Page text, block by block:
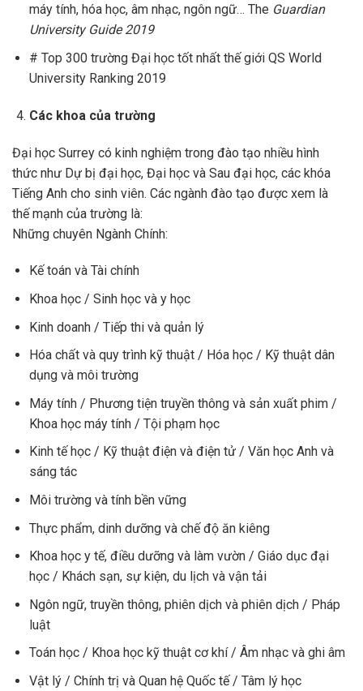
máy tính, hóa học, âm nhạc, ngôn ngữ… The Guardian
University Guide 2019
# Top 300 trường Đại học tốt nhất thế giới QS World
University Ranking 2019
Các khoa của trường
Đại học Surrey có kinh nghiệm trong đào tạo nhiều hình
thức như Dự bị đại học, Đại học và Sau đại học, các khóa
Tiếng Anh cho sinh viên. Các ngành đào tạo được xem là
thế mạnh của trường là:
Những chuyên Ngành Chính:
Kế toán và Tài chính
Khoa học / Sinh học và y học
Kinh doanh / Tiếp thi và quản lý
Hóa chất và quy trình kỹ thuật / Hóa học / Kỹ thuật dân
dụng và môi trường
Máy tính / Phương tiện truyền thông và sản xuất phim /
Khoa học máy tính / Tội phạm học
Kinh tế học / Kỹ thuật điện và điện tử / Văn học Anh và
sáng tác
Môi trường và tính bền vững
Thực phẩm, dinh dưỡng và chế độ ăn kiêng
Khoa học y tế, điều dưỡng và làm vườn / Giáo dục đại
học / Khách sạn, sự kiện, du lịch và vận tải
Ngôn ngữ, truyền thông, phiên dịch và phiên dịch / Pháp
luật
Toán học / Khoa học kỹ thuật cơ khí / Âm nhạc và ghi âm
Vật lý / Chính trị và Quan hệ Quốc tế / Tâm lý học